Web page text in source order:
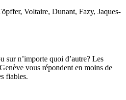
Voltaire, Dunant, Fazy, Jaques-
sur n’importe quoi d’autre? Les
vous répondent en moins de
fiables.